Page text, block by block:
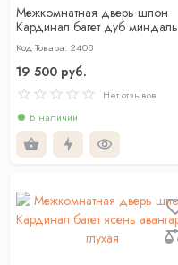
Межкомнатная дверь шпон
Кардинал багет дуб миндаль
глухая
Код Товара: 2408
19 500 руб.
Нет отзывов
В наличии